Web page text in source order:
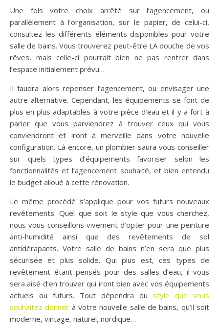
Une fois votre choix arrêté sur l’agencement, ou
parallèlement à l’organisation, sur le papier, de celui-ci,
consultez les différents éléments disponibles pour votre
salle de bains. Vous trouverez peut-être LA douche de vos
rêves, mais celle-ci pourrait bien ne pas rentrer dans
l’espace initialement prévu…
Il faudra alors repenser l’agencement, ou envisager une
autre alternative. Cependant, les équipements se font de
plus en plus adaptables à votre pièce d’eau et il y a fort à
parier que vous parviendrez à trouver ceux qui vous
conviendront et iront à merveille dans votre nouvelle
configuration. Là encore, un plombier saura vous conseiller
sur quels types d’équipements favoriser selon les
fonctionnalités et l’agencement souhaité, et bien entendu
le budget alloué à cette rénovation.
Le même procédé s’applique pour vos futurs nouveaux
revêtements. Quel que soit le style que vous cherchez,
nous vous conseillons vivement d’opter pour une peinture
anti-humidité ainsi que des revêtements de sol
antidérapants. Votre salle de bains n’en sera que plus
sécurisée et plus solide. Qui plus est, ces types de
revêtement étant pensés pour des salles d’eau, il vous
sera aisé d’en trouver qui iront bien avec vos équipements
actuels ou futurs. Tout dépendra du style que vous
souhaitez donner à votre nouvelle salle de bains, qu’il soit
moderne, vintage, naturel, nordique…